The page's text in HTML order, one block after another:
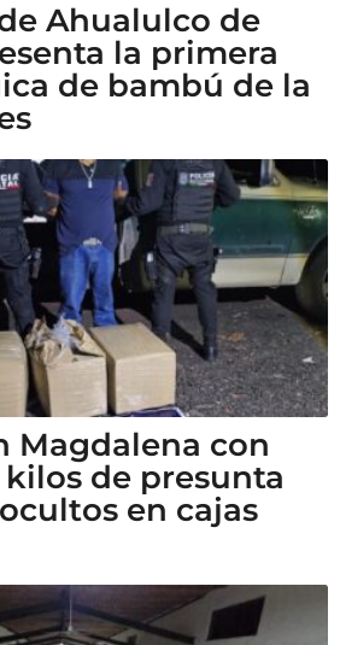
Ahualulco de
la primera
de bambú de la
Magdalena con
de presunta
en cajas